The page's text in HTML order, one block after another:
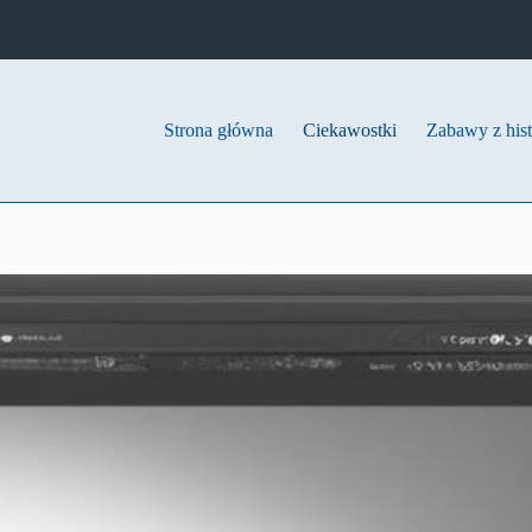
Strona główna Ciekawostki Zabawy z